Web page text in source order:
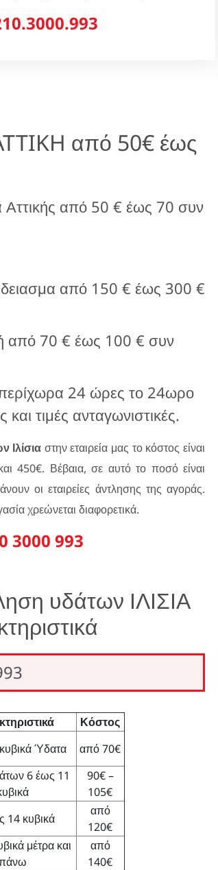
από 50€ έως
από 50 € έως 70 συν
από 150 € έως 300 €
από 70 € έως 100 € συν
περίχωρα 24 ώρες το 24ωρο
τιμές ανταγωνιστικές.
Ιλίσια στην εταιρεία μας το κόστος είναι
450€. Βέβαια, σε αυτό το ποσό είναι
οι εταιρείες άντλησης της αγοράς.
χρεώνεται διαφορετικά.
3000 993
υδάτων ΙΛΙΣΙΑ
Κόστος
Ύδατα
από 70€
6 έως 11
90€ –
105€
14 κυβικά
από
120€
μέτρα και
από
140€